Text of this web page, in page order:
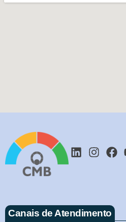
Canais de Atendimento